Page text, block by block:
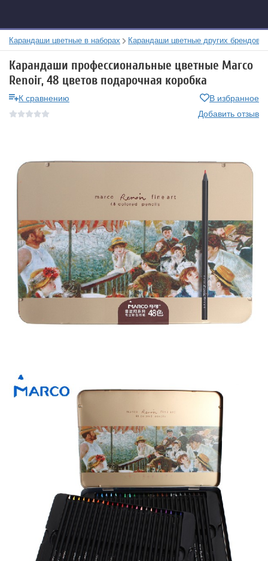
Карандаши цветные в наборах Карандаши цветные других брендов
Карандаши профессиональные цветные Marco
Renoir, 48 цветов подарочная коробка
К сравнению
В избранное
Добавить отзыв